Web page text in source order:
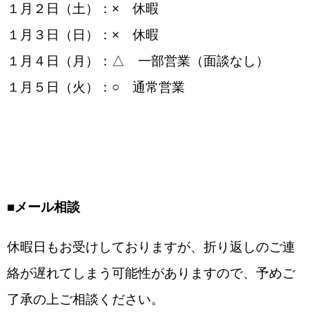
１月２日（土）：× 休暇
１月３日（日）：× 休暇
１月４日（月）：△ 一部営業（面談なし）
１月５日（火）：○ 通常営業
■メール相談
休暇日もお受けしておりますが、折り返しのご連
絡が遅れてしまう可能性がありますので、予めご
了承の上ご相談ください。